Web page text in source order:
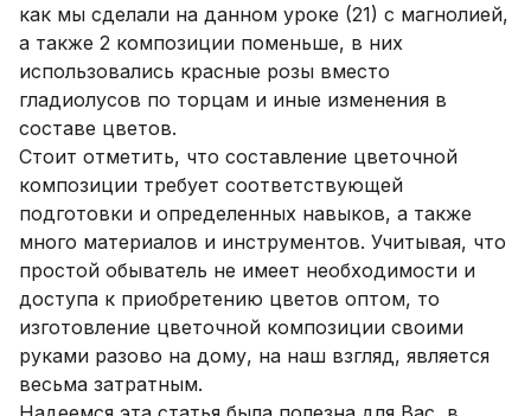
как мы сделали на данном уроке (21) с магнолией,
а также 2 композиции поменьше, в них
использовались красные розы вместо
гладиолусов по торцам и иные изменения в
составе цветов.
Стоит отметить, что составление цветочной
композиции требует соответствующей
подготовки и определенных навыков, а также
много материалов и инструментов. Учитывая, что
простой обыватель не имеет необходимости и
доступа к приобретению цветов оптом, то
изготовление цветочной композиции своими
руками разово на дому, на наш взгляд, является
весьма затратным.